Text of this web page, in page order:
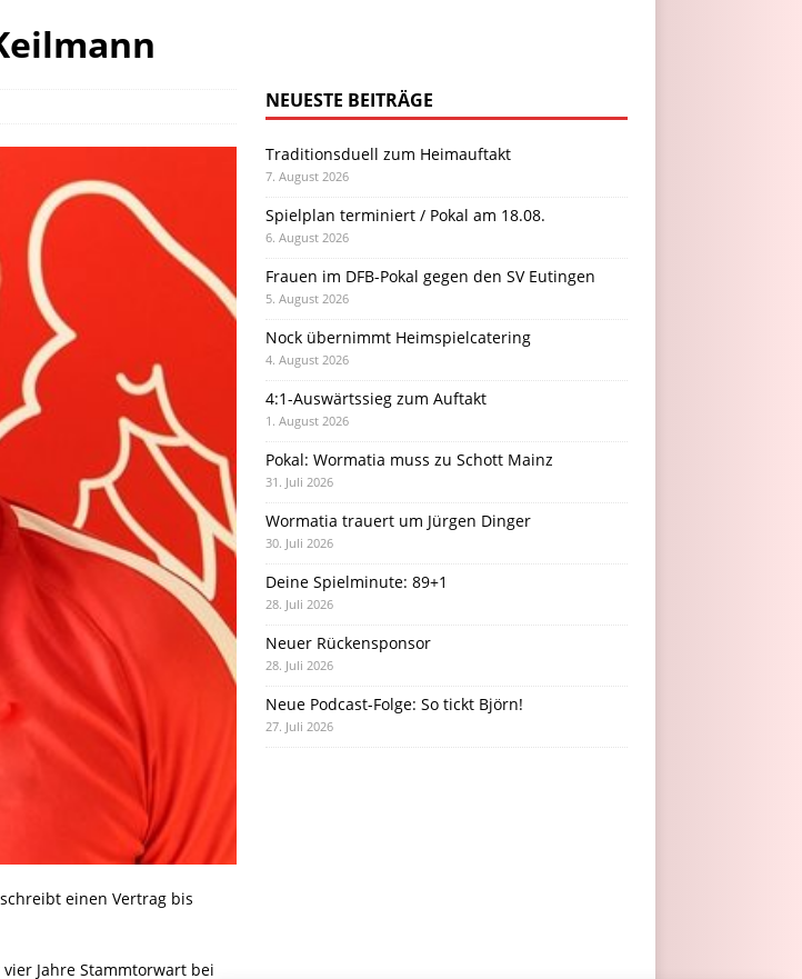
einen Vertrag bis
Jahre Stammtorwart bei
NEUESTE BEITRÄGE
Traditionsduell zum Heimauftakt
7. August 2026
Spielplan terminiert / Pokal am 18.08.
6. August 2026
Frauen im DFB-Pokal gegen den SV Eutingen
5. August 2026
Nock übernimmt Heimspielcatering
4. August 2026
4:1-Auswärtssieg zum Auftakt
1. August 2026
Pokal: Wormatia muss zu Schott Mainz
31. Juli 2026
Wormatia trauert um Jürgen Dinger
30. Juli 2026
Deine Spielminute: 89+1
28. Juli 2026
Neuer Rückensponsor
28. Juli 2026
Neue Podcast-Folge: So tickt Björn!
27. Juli 2026